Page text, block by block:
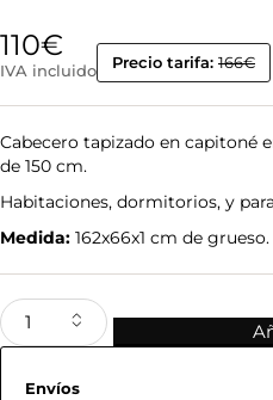
110€
IVA incluido Precio tarifa: 166€
Cabecero tapizado en capitoné
de 150 cm.
Habitaciones, dormitorios, y
Medida: 162x66x1 cm de grueso.
Envíos